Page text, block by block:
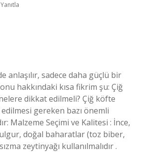
Yanıtla
anlaşılır, sadece daha güçlü bir
hakkındaki kısa fikrim şu: Çiğ
dikkat edilmeli? Çiğ köfte
gereken bazı önemli
Malzeme Seçimi ve Kalitesi : İnce,
doğal baharatlar (toz biber,
zeytinyağı kullanılmalıdır .